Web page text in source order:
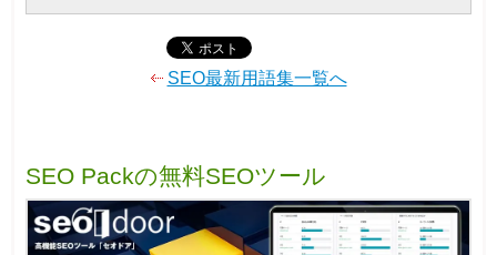
SEO最新用語集一覧へ
SEO Packの無料SEOツール